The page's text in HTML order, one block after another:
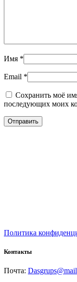
Имя *
Email *
Сохранить моё
последующих моих
Политика
Контакты
Почта: